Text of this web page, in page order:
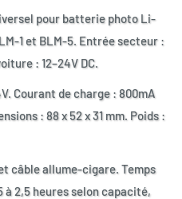
pour batterie photo Li-
1 et BLM-5. Entrée secteur :
: 12–24V DC.
Courant de charge : 800mA
: 88 x 52 x 31 mm. Poids :
câble allume-cigare. Temps
2,5 heures selon capacité,